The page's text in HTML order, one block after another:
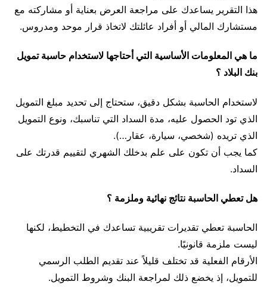
هذا التقرير يساعدك على مراجعة العرض بعناية أو مشاركته مع
مستشارك المالي أو أفراد عائلتك لاتخاذ قرار موحد ومدروس.
ما هي المعلومات الأساسية التي أحتاجها لاستخدام حاسبة تمويل
بنك البلاد ؟
لاستخدام الحاسبة بشكل دقيق، ستحتاج إلى تحديد مبلغ التمويل
الذي تود الحصول عليه، مدة السداد التي تناسبك، ونوع التمويل
الذي تريده (شخصي، سيارة، عقار…).
كما يجب أن تكون على علم بدخلك الشهري لتقييم قدرتك على
السداد.
هل تعطي الحاسبة نتائج نهائية وملزمة ؟
الحاسبة تعطي تقديرات تقريبية تساعدك في التخطيط، لكنها
ليست ملزمة قانونيًا.
الأرقام الفعلية قد تختلف قليلاً عند تقديم الطلب الرسمي
للتمويل، إذ يخضع ذلك لمراجعة البنك وشروط التمويل.